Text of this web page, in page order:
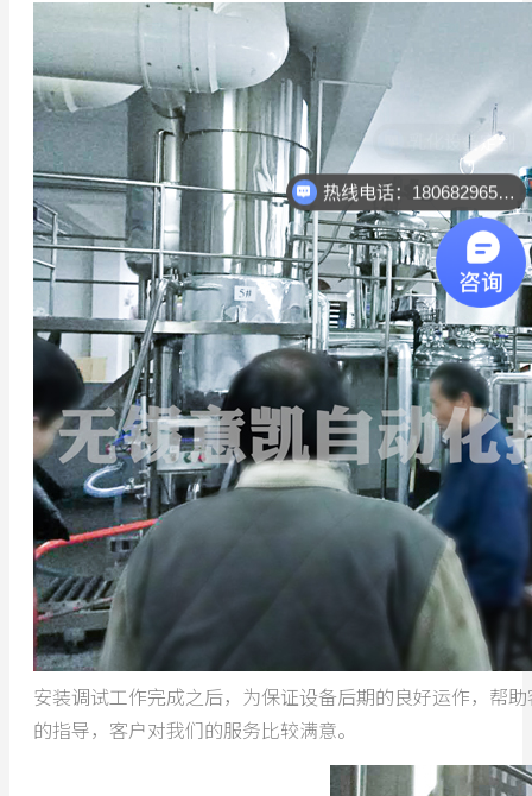
安装调试工作完成之后，为保证设备后期的良好运作，帮
的指导，客户对我们的服务比较满意。
热线电话：18068296512